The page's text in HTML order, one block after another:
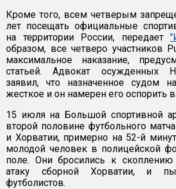
Кроме того, всем четверым
лет посещать официальные
на территории России, передает
образом, все четверо участников
максимальное наказание,
статьей. Адвокат осужденных
заявил, что назначенное судом
жесткое и он намерен его оспорить
15 июля на Большой спортивной
второй половине футбольного
и Хорватии, примерно на 52-й
молодой человек в полицейской
поле. Они бросились к скоплению
атаку сборной Хорватии, и
футболистов.